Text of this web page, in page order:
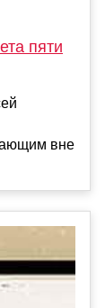
пяти
вне